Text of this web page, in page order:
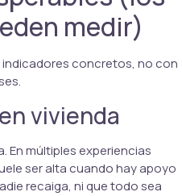
medir)
indicadores concretos, no con
vivienda
En múltiples experiencias
ser alta cuando hay apoyo
recaiga, ni que todo sea